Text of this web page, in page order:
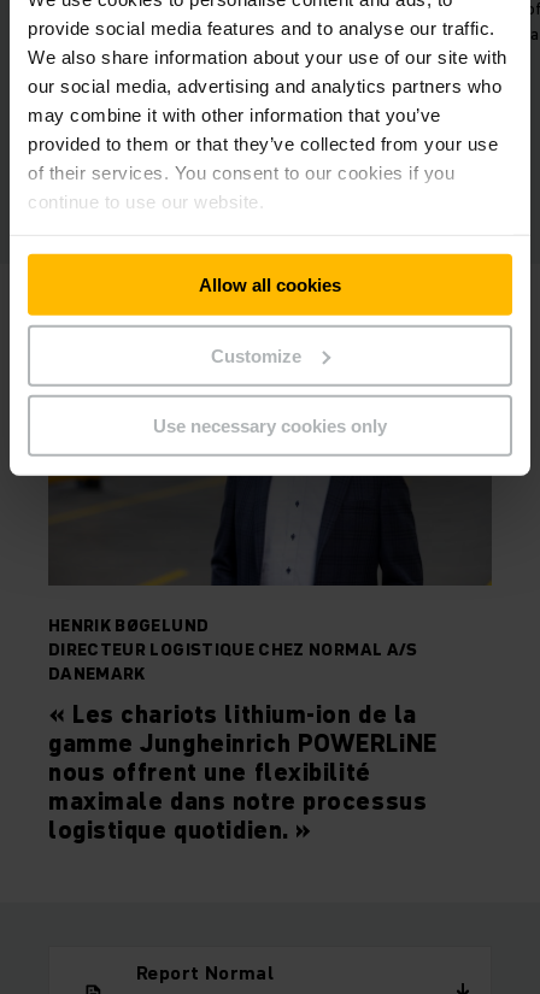
provide social media features and to analyse our traffic.
We also share information about your use of our site with
our social media, advertising and analytics partners who
may combine it with other information that you’ve
provided to them or that they’ve collected from your use
of their services. You consent to our cookies if you
continue to use our website.
Allow all cookies
Customize
Use necessary cookies only
maximale.
sécurité et offrant une
expérience utilisateur optimale.
HENRIK BØGELUND
DIRECTEUR LOGISTIQUE CHEZ NORMAL A/S
DANEMARK
« Les chariots lithium-ion de la
gamme Jungheinrich POWERLiNE
nous offrent une flexibilité
maximale dans notre processus
logistique quotidien. »
Report Normal